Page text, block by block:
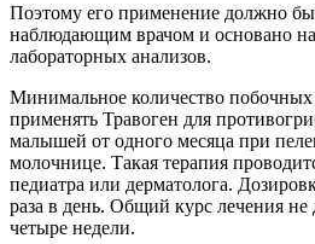
Поэтому его применение должно
наблюдающим врачом и основано на
лабораторных анализов.
Минимальное количество
применять Травоген для
малышей от одного месяца при
молочнице. Такая терапия
педиатра или дерматолога.
раза в день. Общий курс лечения
четыре недели.